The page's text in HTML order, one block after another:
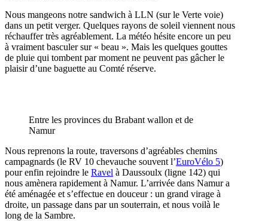
Nous mangeons notre sandwich à LLN (sur le Verte voie)
dans un petit verger. Quelques rayons de soleil viennent nous
réchauffer très agréablement. La météo hésite encore un peu
à vraiment basculer sur « beau ». Mais les quelques gouttes
de pluie qui tombent par moment ne peuvent pas gâcher le
plaisir d’une baguette au Comté réserve.
Entre les provinces du Brabant wallon et de
Namur
Nous reprenons la route, traversons d’agréables chemins
campagnards (le RV 10 chevauche souvent l’EuroVélo 5)
pour enfin rejoindre le Ravel à Daussoulx (ligne 142) qui
nous amènera rapidement à Namur. L’arrivée dans Namur a
été aménagée et s’effectue en douceur : un grand virage à
droite, un passage dans par un souterrain, et nous voilà le
long de la Sambre.